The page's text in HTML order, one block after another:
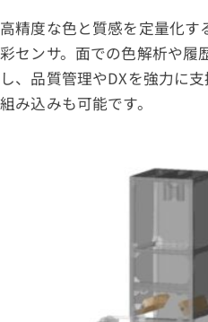
高精度な色と質感を定量化す
彩センサ。面での色解析や履
し、品質管理やDXを強力に
組み込みも可能です。